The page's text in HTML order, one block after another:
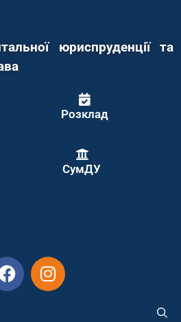
юриспруденції та
Розклад
СумДУ